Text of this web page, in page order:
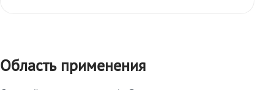
Область применения